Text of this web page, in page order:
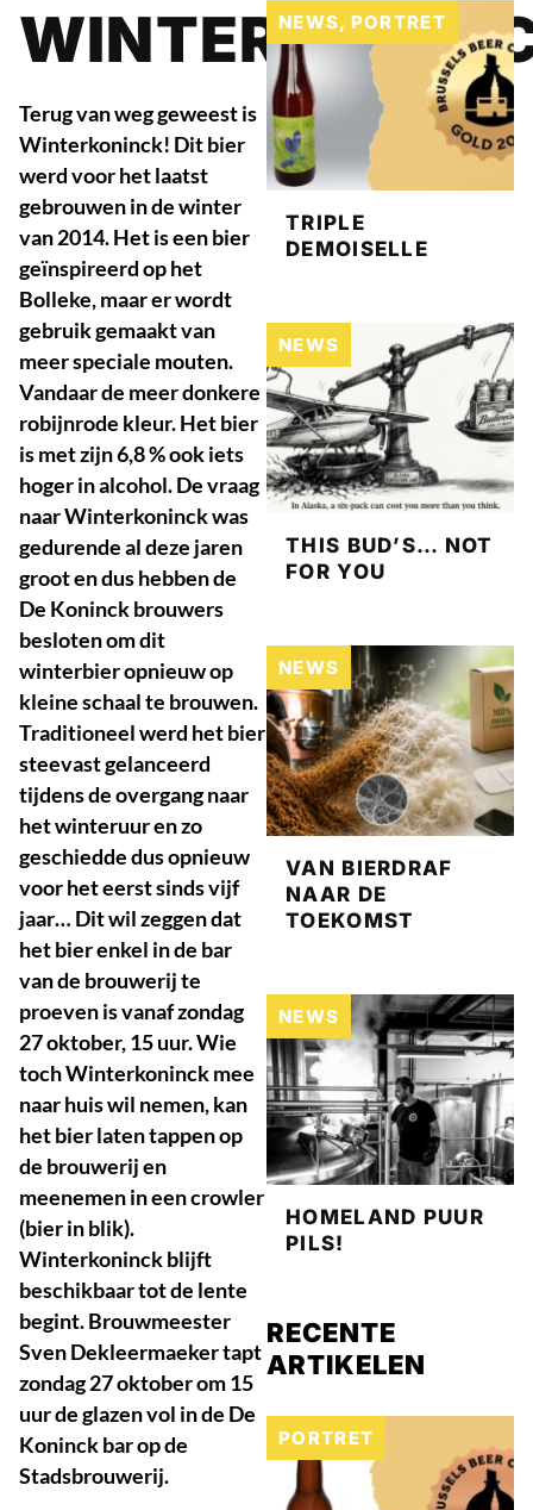
Terug van weg geweest is
Winterkoninck! Dit bier
werd voor het laatst
gebrouwen in de winter
van 2014. Het is een bier
geïnspireerd op het
Bolleke, maar er wordt
gebruik gemaakt van
meer speciale mouten.
Vandaar de meer donkere
robijnrode kleur. Het bier
is met zijn 6,8 % ook iets
hoger in alcohol. De vraag
naar Winterkoninck was
gedurende al deze jaren
groot en dus hebben de
De Koninck brouwers
besloten om dit
winterbier opnieuw op
kleine schaal te brouwen.
Traditioneel werd het bier
steevast gelanceerd
tijdens de overgang naar
het winteruur en zo
geschiedde dus opnieuw
voor het eerst sinds vijf
jaar… Dit wil zeggen dat
het bier enkel in de bar
van de brouwerij te
proeven is vanaf zondag
27 oktober, 15 uur. Wie
toch Winterkoninck mee
naar huis wil nemen, kan
het bier laten tappen op
de brouwerij en
meenemen in een crowler
(bier in blik).
Winterkoninck blijft
beschikbaar tot de lente
begint. Brouwmeester
Sven Dekleermaeker tapt
zondag 27 oktober om 15
uur de glazen vol in de De
Koninck bar op de
Stadsbrouwerij.
NEWS, PORTRET
TRIPLE
DEMOISELLE
NEWS
THIS BUD’S… NOT
FOR YOU
NEWS
VAN BIERDRAF
NAAR DE
TOEKOMST
NEWS
HOMELAND PUUR
PILS!
RECENTE
ARTIKELEN
PORTRET